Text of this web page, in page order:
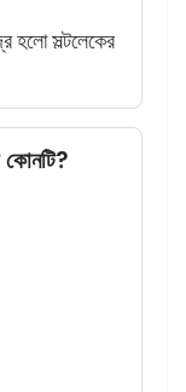
হলো সল্টলেকের
কোনটি?